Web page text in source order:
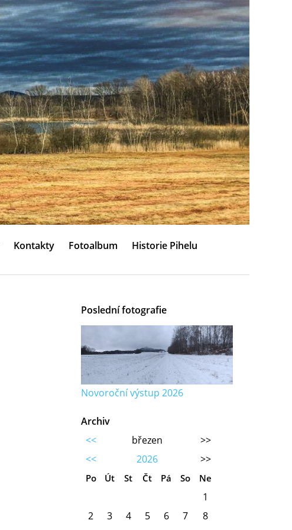
Kontakty Fotoalbum Historie Pihelu
Poslední fotografie
Novoroční výstup 2026
Archiv
<<
březen
>>
<<
2026 >>
Po Út St Čt Pá So Ne
1
2
3 4 5 6 7
8